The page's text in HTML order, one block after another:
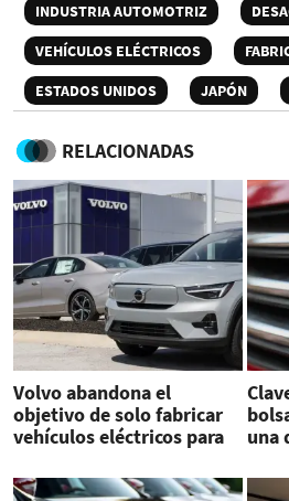
INDUSTRIA AUTOMOTRIZ
VEHÍCULOS ELÉCTRICOS
ESTADOS UNIDOS
JAPÓN
RELACIONADAS
Volvo abandona el
objetivo de solo fabricar
vehículos eléctricos para
una